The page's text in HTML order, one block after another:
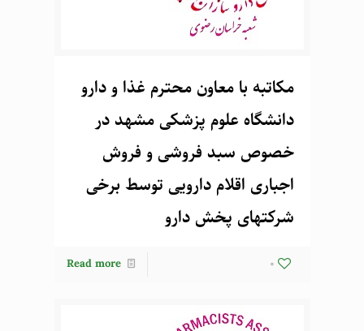
مکاتبه با معاون محترم غذا و دارو
دانشگاه علوم پزشکی مشهد در
خصوص سبد فروشی و فروش
اجباری اقلام دارویی توسط برخی
شرکتهای پخش دارو
0
Read more